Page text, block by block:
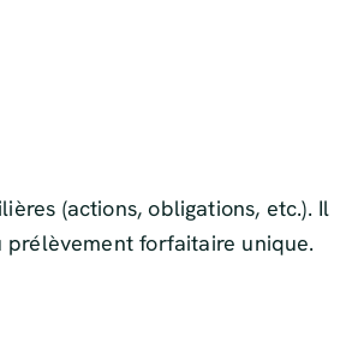
(actions, obligations, etc.). Il
forfaitaire unique.